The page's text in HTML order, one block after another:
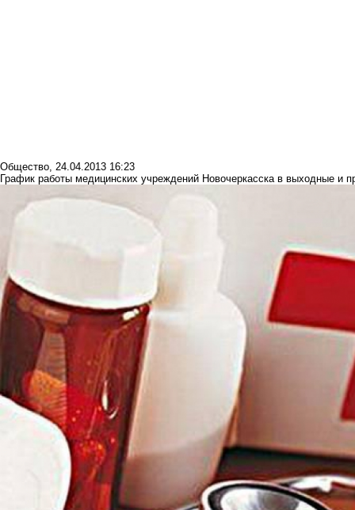
Общество, 24.04.2013 16:23
График работы медицинских учреждений Новочеркасска в выходные и